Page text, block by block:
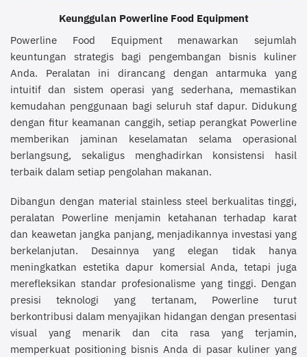
Keunggulan Powerline Food Equipment
Powerline Food Equipment menawarkan sejumlah
keuntungan strategis bagi pengembangan bisnis kuliner
Anda. Peralatan ini dirancang dengan antarmuka yang
intuitif dan sistem operasi yang sederhana, memastikan
kemudahan penggunaan bagi seluruh staf dapur. Didukung
dengan fitur keamanan canggih, setiap perangkat Powerline
memberikan jaminan keselamatan selama operasional
berlangsung, sekaligus menghadirkan konsistensi hasil
terbaik dalam setiap pengolahan makanan.
Dibangun dengan material stainless steel berkualitas tinggi,
peralatan Powerline menjamin ketahanan terhadap karat
dan keawetan jangka panjang, menjadikannya investasi yang
berkelanjutan. Desainnya yang elegan tidak hanya
meningkatkan estetika dapur komersial Anda, tetapi juga
merefleksikan standar profesionalisme yang tinggi. Dengan
presisi teknologi yang tertanam, Powerline turut
berkontribusi dalam menyajikan hidangan dengan presentasi
visual yang menarik dan cita rasa yang terjamin,
memperkuat positioning bisnis Anda di pasar kuliner yang